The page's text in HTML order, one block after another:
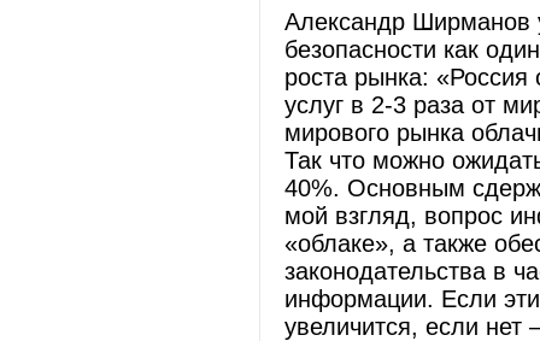
Александр Ширманов
безопасности как
роста рынка: «Россия
услуг в 2-3 раза от
мирового рынка
Так что можно
40%. Основным
мой взгляд, вопрос
«облаке», а также
законодательства в
информации. Если
увеличится, если